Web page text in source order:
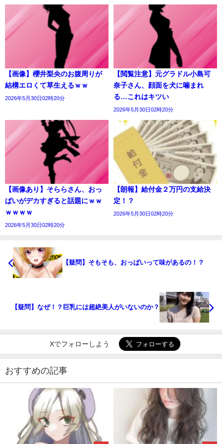
【画像】櫻井梨央のお腹周りが
結構エロくて草生えるｗｗ
2026年5月30日02時20分
【閲覧注意】元グラドル小島可
奈子さん、顔面を犬に噛まれ
る…これはキツい
2026年5月30日02時20分
【画像あり】そららさん、おっ
ぱいがデカすぎると話題にｗｗ
ｗｗｗｗ
2026年5月30日02時20分
【朗報】給付金２万円の支給決
定！？
2026年5月30日02時20分
【疑問】そもそも、おっぱいって味があるの！？
【疑問】なぜ！？巨乳には超絶美人がいないのか？
Xでフォローしよう
おすすめの記事